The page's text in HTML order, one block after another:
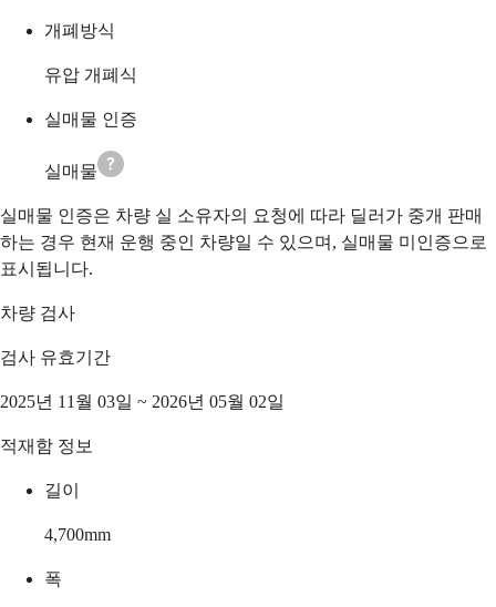
개폐방식
유압 개폐식
실매물 인증
실매물
실매물 인증은 차량 실 소유자의 요청에 따라 딜러가 중개 판매
하는 경우 현재 운행 중인 차량일 수 있으며, 실매물 미인증으로
표시됩니다.
차량 검사
검사 유효기간
2025년 11월 03일 ~ 2026년 05월 02일
적재함 정보
길이
4,700mm
폭